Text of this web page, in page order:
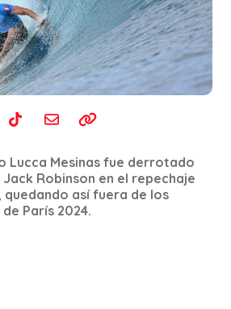
Lucca Mesinas fue derrotado
Robinson en el repechaje
quedando así fuera de los
París 2024.